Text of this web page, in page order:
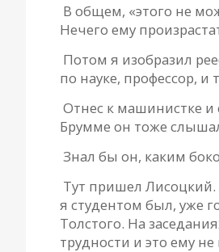
В общем, «этого не
Нечего ему
Потом я изобразил
по науке, профессор,
Отнес к машинистке
Брумме он тоже
Знал бы он, каким
Тут пришел Лисоцкий.
я студентом был, уже
Толстого. На
трудности и это ему